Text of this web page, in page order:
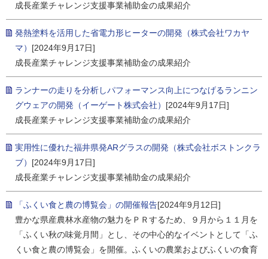
成長産業チャレンジ支援事業補助金の成果紹介
発熱塗料を活用した省電力形ヒーターの開発（株式会社ワカヤ
マ） [2024年9月17日]
成長産業チャレンジ支援事業補助金の成果紹介
ランナーの走りを分析しパフォーマンス向上につなげるランニン
グウェアの開発（イーゲート株式会社） [2024年9月17日]
成長産業チャレンジ支援事業補助金の成果紹介
実用性に優れた福井県発ARグラスの開発（株式会社ボストンクラ
ブ） [2024年9月17日]
成長産業チャレンジ支援事業補助金の成果紹介
「ふくい食と農の博覧会」の開催報告[2024年9月12日]
豊かな県産農林水産物の魅力をＰＲするため、９月から１１月を
「ふくい秋の味覚月間」とし、その中心的なイベントとして「ふ
くい食と農の博覧会」を開催。ふくいの農業およびふくいの食育